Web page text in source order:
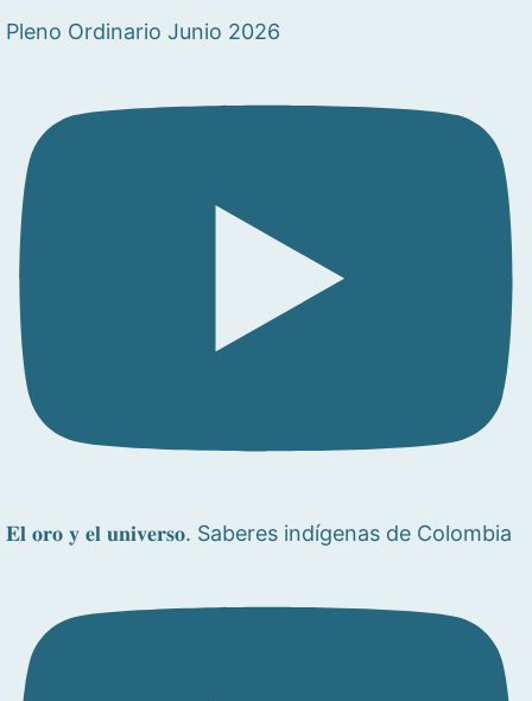
Pleno Ordinario Junio 2026
𝐄𝐥 𝐨𝐫𝐨 𝐲 𝐞𝐥 𝐮𝐧𝐢𝐯𝐞𝐫𝐬𝐨. Saberes indígenas de Colombia